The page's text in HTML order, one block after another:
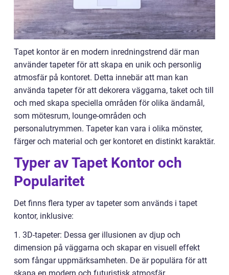
Tapet kontor är en modern inredningstrend där man
använder tapeter för att skapa en unik och personlig
atmosfär på kontoret. Detta innebär att man kan
använda tapeter för att dekorera väggarna, taket och till
och med skapa speciella områden för olika ändamål,
som mötesrum, lounge-områden och
personalutrymmen. Tapeter kan vara i olika mönster,
färger och material och ger kontoret en distinkt karaktär.
Typer av Tapet Kontor och
Popularitet
Det finns flera typer av tapeter som används i tapet
kontor, inklusive:
1. 3D-tapeter: Dessa ger illusionen av djup och
dimension på väggarna och skapar en visuell effekt
som fångar uppmärksamheten. De är populära för att